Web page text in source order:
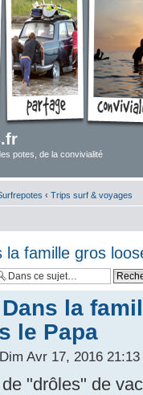
potes, de la convivialité
‹ Trips surf & voyages
la famille gros
la
le Papa
Avr 17, 2016 21:13
"drôles" de